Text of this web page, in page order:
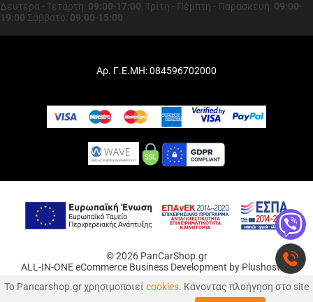
Το Pancarshop.gr χρησιμοποιεί cookies. Κάνοντας πλοήγηση στο site
Δευτέρα - Τετάρτη: 09:00-17:00, Τρίτη - Πέμπτη - Παρασκευή: 09:00-
19:00 Σάββατο: 09:00-15:00
Αρ. Γ.Ε.ΜΗ: 084596702000
© 2026 PanCarShop.gr
ALL-IN-ONE eCommerce Business Development by Plushost.gr
0 0